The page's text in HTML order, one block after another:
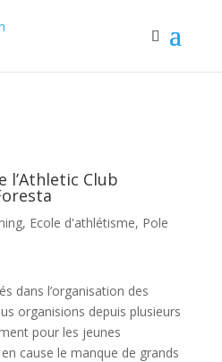
l’Athletic Club
, Ecole d'athlétisme, Pole
dans l’organisation des
organisions depuis plusieurs
pour les jeunes
cause le manque de grands